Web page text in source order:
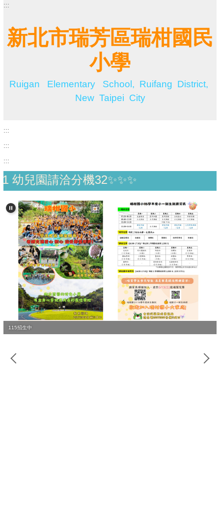
跳
主
要
內
:::
新北市瑞芳區瑞柑國民
小學
Ruigan Elementary School, Ruifang District,
New Taipei City
:::
:::
:::
校園場地開放時間